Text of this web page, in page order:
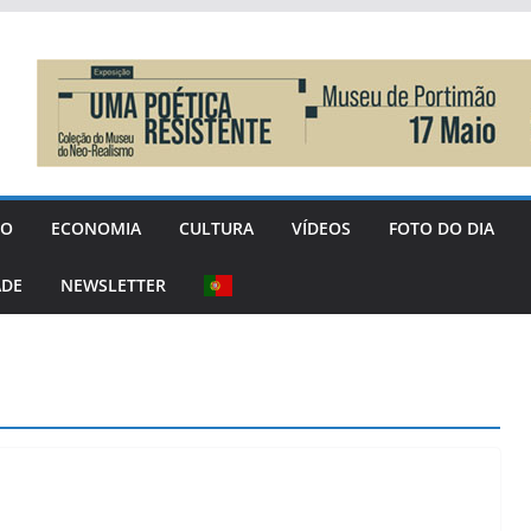
ECONOMIA CULTURA VÍDEOS FOTO DO DIA
NEWSLETTER